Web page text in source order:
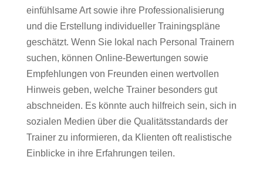
einfühlsame Art sowie ihre Professionalisierung
und die Erstellung individueller Trainingspläne
geschätzt. Wenn Sie lokal nach Personal Trainern
suchen, können Online-Bewertungen sowie
Empfehlungen von Freunden einen wertvollen
Hinweis geben, welche Trainer besonders gut
abschneiden. Es könnte auch hilfreich sein, sich in
sozialen Medien über die Qualitätsstandards der
Trainer zu informieren, da Klienten oft realistische
Einblicke in ihre Erfahrungen teilen.